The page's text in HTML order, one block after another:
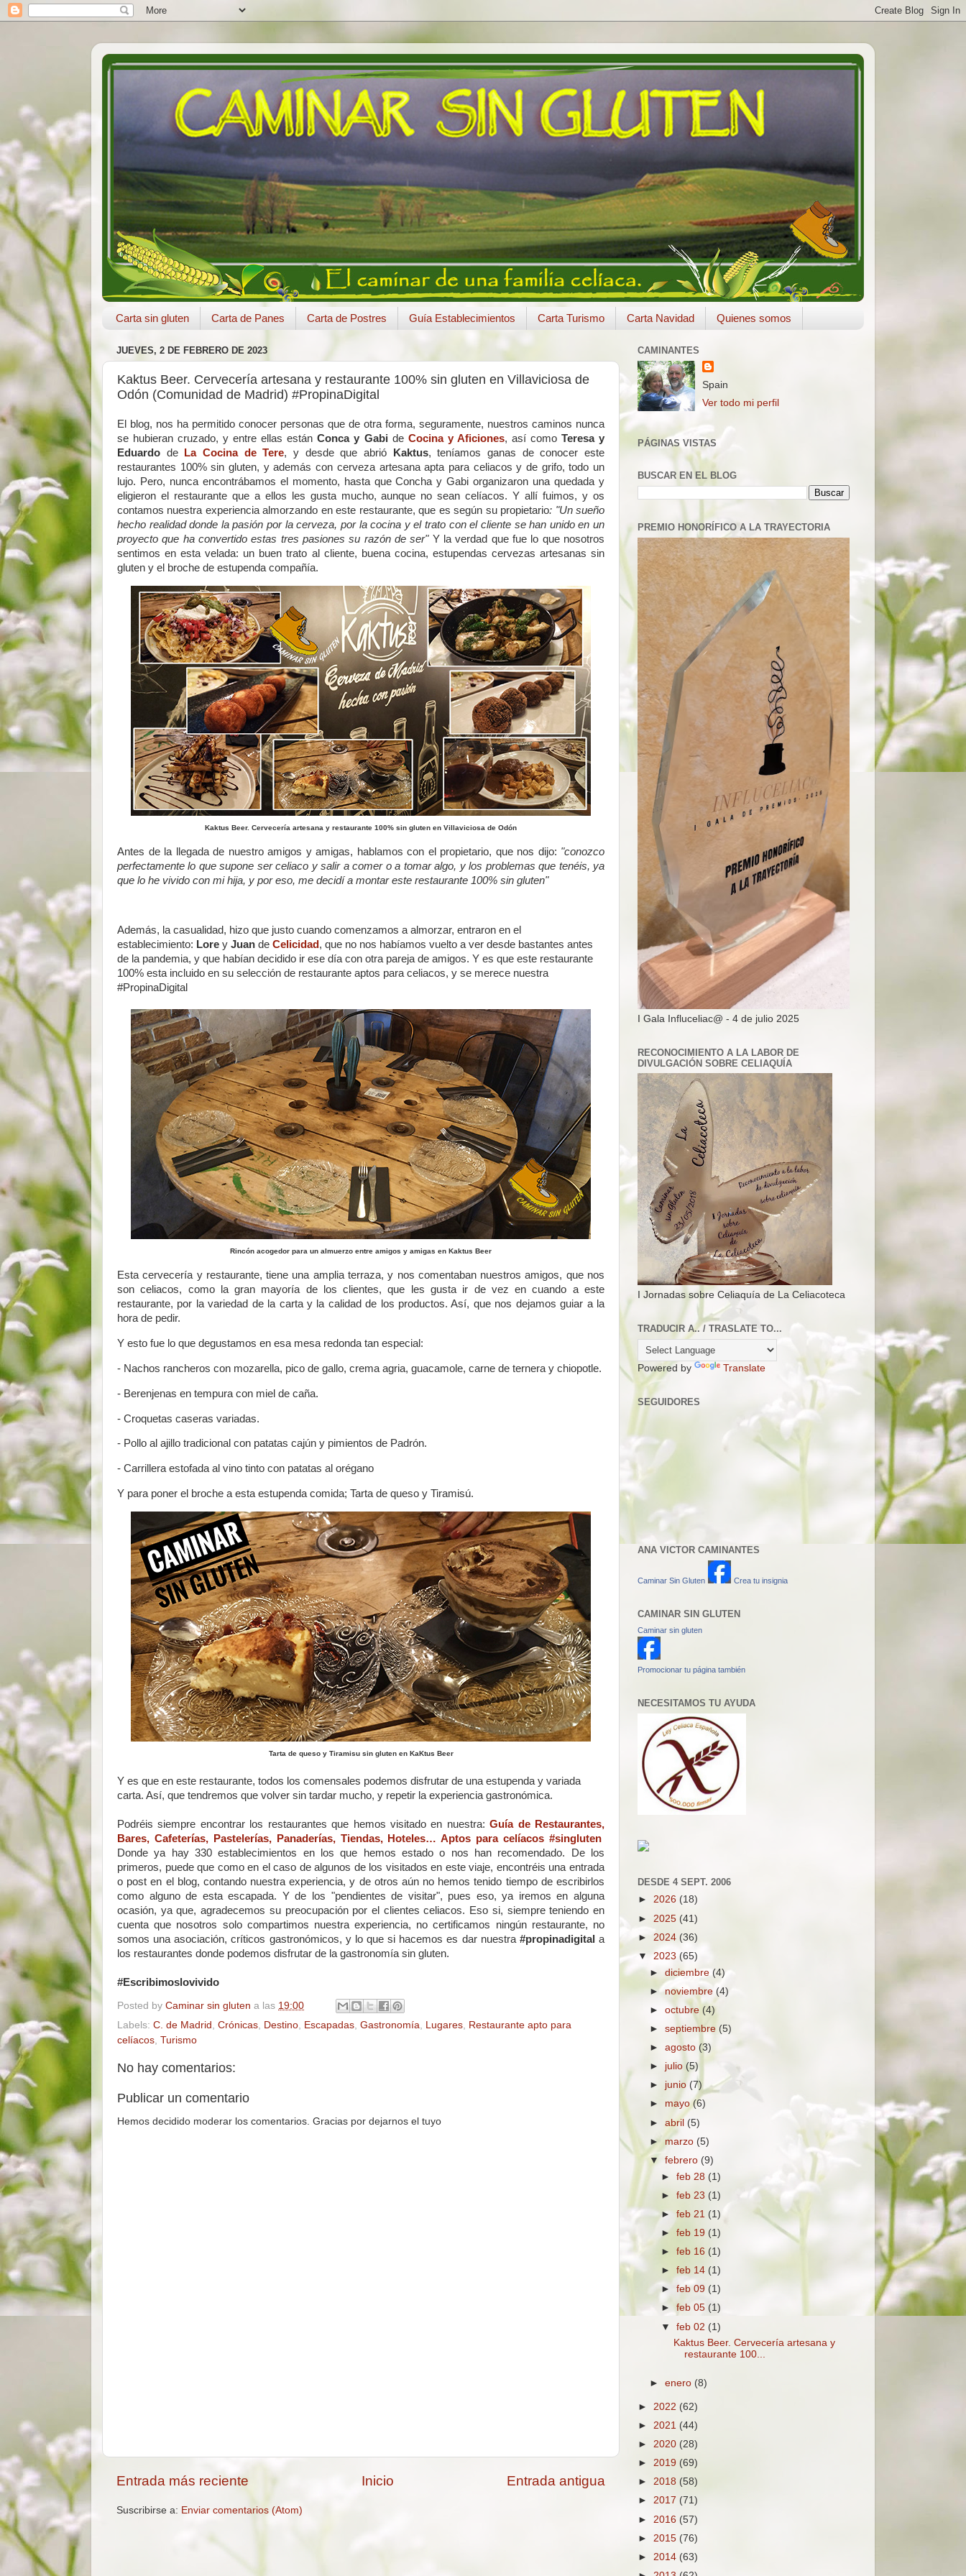
Carta sin gluten Carta de Panes Carta de Postres Guía Establecimientos Carta Turismo Carta Navidad Quienes somos
JUEVES, 2 DE FEBRERO DE 2023
Kaktus Beer. Cervecería artesana y restaurante 100% sin gluten en Villaviciosa de
Odón (Comunidad de Madrid) #PropinaDigital
El blog, nos ha permitido conocer personas que de otra forma, seguramente, nuestros caminos nunca
se hubieran cruzado, y entre ellas estánConca y Gabi de Cocina y Aficiones, así como Teresa y
Eduardo de La Cocina de Tere, y desde que abrió Kaktus, teníamos ganas de conocer este
restaurantes 100% sin gluten, y además con cerveza artesana apta para celiacos y de grifo, todo un
lujo. Pero, nunca encontrábamos el momento, hasta que Concha y Gabi organizaron una quedada y
eligieron el restaurante que a ellos les gusta mucho, aunque no sean celíacos. Y allí fuimos, y os
contamos nuestra experiencia almorzando en este restaurante, que es según su propietario: "Un sueño
hecho realidad donde la pasión por la cerveza, por la cocina y el trato con el cliente se han unido en un
proyecto que ha convertido estas tres pasiones su razón de ser"Y la verdad que fue lo que nosotros
sentimos en esta velada: un buen trato al cliente, buena cocina, estupendas cervezas artesanas sin
gluten y el broche de estupenda compañía.
Kaktus Beer. Cervecería artesana y restaurante 100% sin gluten en Villaviciosa de Odón
Antes de la llegada de nuestro amigos y amigas, hablamos con el propietario, que nos dijo: "conozco
perfectamente lo que supone ser celiaco y salir a comer o a tomar algo, y los problemas que tenéis, ya
que lo he vivido con mi hija, y por eso, me decidí a montar este restaurante 100% sin gluten"
Además, la casualidad, hizo que justo cuando comenzamos a almorzar, entraron en el
establecimiento: Lore y Juan de Celicidad, que no nos habíamos vuelto a ver desde bastantes antes
de la pandemia, y que habían decidido ir ese día con otra pareja de amigos. Y es que este restaurante
100% esta incluido en su selección de restaurante aptos para celiacos, y se merece nuestra
#PropinaDigital
Rincón acogedor para un almuerzo entre amigos y amigas en Kaktus Beer
Esta cervecería y restaurante, tiene una amplia terraza, y nos comentaban nuestros amigos, que nos
son celiacos, como la gran mayoría de los clientes, que les gusta ir de vez en cuando a este
restaurante, por la variedad de la carta y la calidad de los productos. Así, que nos dejamos guiar a la
hora de pedir.
Y esto fue lo que degustamos en esa mesa redonda tan especial:
- Nachos rancheros con mozarella, pico de gallo, crema agria, guacamole, carne de ternera y chiopotle.
- Berenjenas en tempura con miel de caña.
- Croquetas caseras variadas.
- Pollo al ajillo tradicional con patatas cajún y pimientos de Padrón.
- Carrillera estofada al vino tinto con patatas al orégano
Y para poner el broche a esta estupenda comida; Tarta de queso y Tiramisú.
Tarta de queso y Tiramisu sin gluten en KaKtus Beer
Y es que en este restaurante, todos los comensales podemos disfrutar de una estupenda y variada
carta. Así, que tendremos que volver sin tardar mucho, y repetir la experiencia gastronómica.
Podréis siempre encontrar los restaurantes que hemos visitado en nuestra:Guía de Restaurantes,
Bares, Cafeterías, Pastelerías, Panaderías, Tiendas, Hoteles… Aptos para celíacos #singluten
Donde ya hay 330 establecimientos en los que hemos estado o nos han recomendado. De los
primeros, puede que como en el caso de algunos de los visitados en este viaje, encontréis una entrada
o post en el blog, contando nuestra experiencia, y de otros aún no hemos tenido tiempo de escribirlos
como alguno de esta escapada. Y de los "pendientes de visitar", pues eso, ya iremos en alguna
ocasión, ya que, agradecemos su preocupación por el clientes celiacos. Eso si, siempre teniendo en
cuenta que nosotros solo compartimos nuestra experiencia, no certificamos ningún restaurante, no
somos una asociación, críticos gastronómicos, y lo que si hacemos es dar nuestra #propinadigital a
los restaurantes donde podemos disfrutar de la gastronomía sin gluten.
#Escribimoslovivido
Posted by Caminar sin gluten a las 19:00
Labels: C. de Madrid , Crónicas, Destino, Escapadas, Gastronomía, Lugares, Restaurante apto para
celíacos, Turismo
No hay comentarios:
Publicar un comentario
Hemos decidido moderar los comentarios. Gracias por dejarnos el tuyo
Entrada más reciente Entrada antigua
Inicio
Suscribirse a: Enviar comentarios (Atom)
CAMINANTES
Spain
Ver todo mi perfil
PÁGINAS VISTAS
BUSCAR EN EL BLOG
PREMIO HONORÍFICO A LA TRAYECTORIA
I Gala Influceliac@ - 4 de julio 2025
RECONOCIMIENTO A LA LABOR DE
DIVULGACIÓN SOBRE CELIAQUÍA
I Jornadas sobre Celiaquía de La Celiacoteca
TRADUCIR A.. / TRASLATE TO...
Powered by Translate
SEGUIDORES
ANA VICTOR CAMINANTES
Caminar Sin Gluten Crea tu insignia
CAMINAR SIN GLUTEN
Caminar sin gluten
Promocionar tu página también
NECESITAMOS TU AYUDA
DESDE 4 SEPT. 2006
► 2026 (18)
► 2025 (41)
► 2024 (36)
▼ 2023 (65)
►diciembre (4)
►noviembre(4)
►octubre (4)
►septiembre (5)
►agosto (3)
► julio(5)
► junio (7)
► mayo(6)
►abril (5)
► marzo (5)
▼febrero (9)
►feb 28(1)
►feb 23 (1)
►feb 21 (1)
►feb 19 (1)
►feb 16 (1)
►feb 14 (1)
►feb 09 (1)
►feb 05 (1)
▼feb 02 (1)
Kaktus Beer. Cervecería artesana y
restaurante 100...
►enero (8)
► 2022 (62)
► 2021 (44)
► 2020 (28)
► 2019 (69)
► 2018 (58)
► 2017 (71)
► 2016 (57)
► 2015 (76)
► 2014 (63)